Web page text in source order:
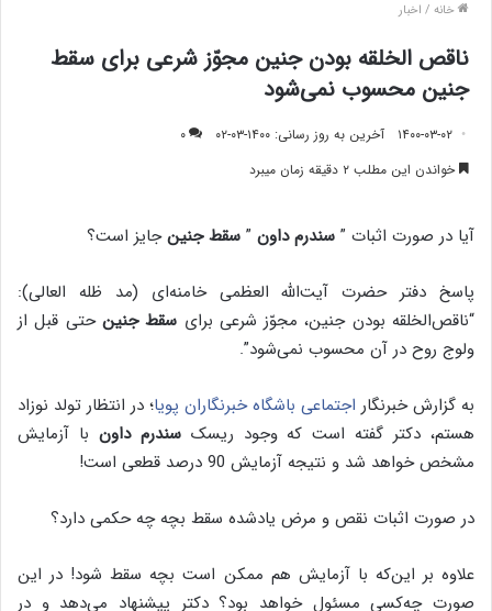
خانه / اخبار
ناقص الخلقه‌ بودن جنین مجوّز شرعی برای سقط
جنین محسوب نمی‌شود
۱۴۰۰-۰۳-۰۲ آخرین به روز رسانی: ۱۴۰۰-۰۳-۰۲
۰
خواندن این مطلب ۲ دقیقه زمان میبرد
آیا در صورت اثبات ” سندرم داون ” سقط جنینجایز است؟
پاسخ دفتر حضرت آیت‌الله العظمی خامنه‌ای (مد ظله العالی):
“ناقص‌‌الخلقه بودن جنین، مجوّز شرعی برای سقط جنین حتی قبل از
ولوج روح در آن محسوب نمی‌شود”.
به گزارش خبرنگار اجتماعی باشگاه خبرنگاران پویا؛ در انتظار تولد نوزاد
هستم، دکتر گفته است که وجود ریسکسندرم داون با آزمایش
مشخص خواهد شد و نتیجه آزمایش 90 درصد قطعی است!
در صورت اثبات نقص و مرض یادشده سقط بچه چه حکمی دارد؟
علاوه بر این‌که با آزمایش هم ممکن است بچه سقط شود! در این
صورت چه‌کسی مسئول خواهد بود؟ دکتر پیشنهاد می‌دهد و در